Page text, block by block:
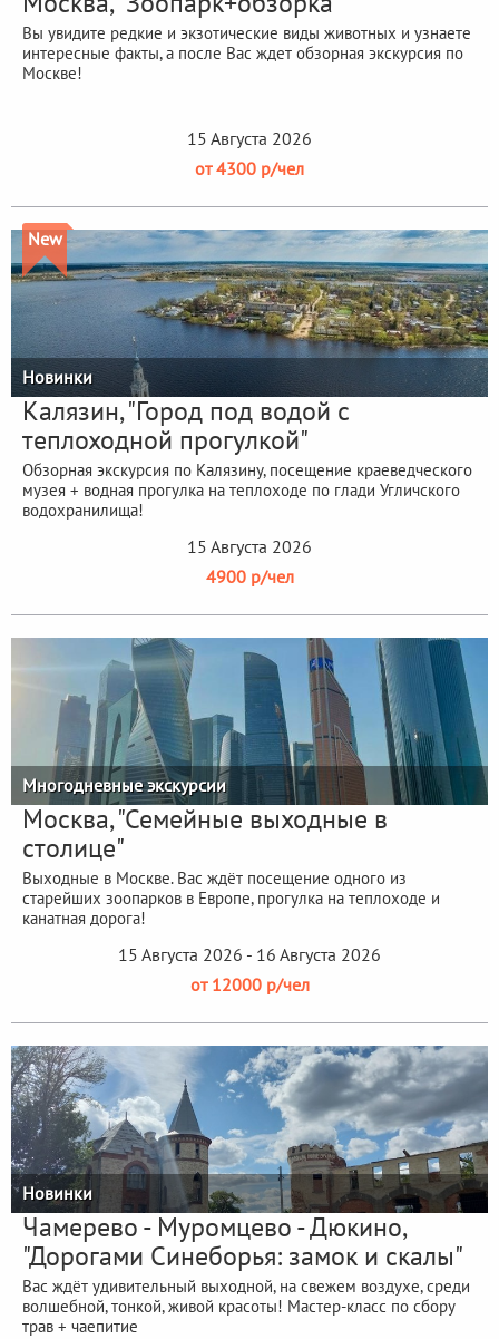
Вы увидите редкие и экзотические виды животных и узнаете
интересные факты, а после Вас ждет обзорная экскурсия по
Москве!
15 Августа 2026
от 4300 р/чел
New
Новинки
Калязин, "Город под водой с
теплоходной прогулкой"
Обзорная экскурсия по Калязину, посещение краеведческого
музея + водная прогулка на теплоходе по глади Угличского
водохранилища!
15 Августа 2026
4900 р/чел
Многодневные экскурсии
Москва, "Семейные выходные в
столице"
Выходные в Москве. Вас ждёт посещение одного из
старейших зоопарков в Европе, прогулка на теплоходе и
канатная дорога!
15 Августа 2026 - 16 Августа 2026
от 12000 р/чел
Новинки
Чамерево - Муромцево - Дюкино,
"Дорогами Синеборья: замок и скалы"
Вас ждёт удивительный выходной, на свежем воздухе, среди
волшебной, тонкой, живой красоты! Мастер-класс по сбору
трав + чаепитие